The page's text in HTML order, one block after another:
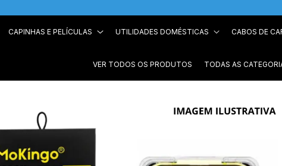
CAPINHAS E PELÍCULAS UTILIDADES DOMÉSTICAS CABOS DE
VER TODOS OS PRODUTOS TODAS AS